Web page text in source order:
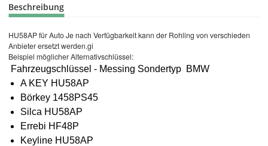
Beschreibung
HU58AP für Auto Je nach Verfügbarkeit kann der Rohling von verschieden
Anbieter ersetzt werden.gi
Beispiel möglicher Alternativschlüssel:
Fahrzeugschlüssel - Messing Sondertyp BMW
A KEY HU58AP
Börkey 1458PS45
Silca HU58AP
Errebi HF48P
Keyline HU58AP